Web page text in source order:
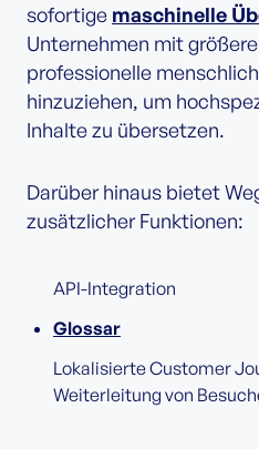
sofortige maschinelle
Unternehmen mit
professionelle
hinzuziehen, um
Inhalte zu übersetzen.
Darüber hinaus bietet
zusätzlicher Funktionen:
API-Integration
Glossar
Lokalisierte Customer
Weiterleitung von